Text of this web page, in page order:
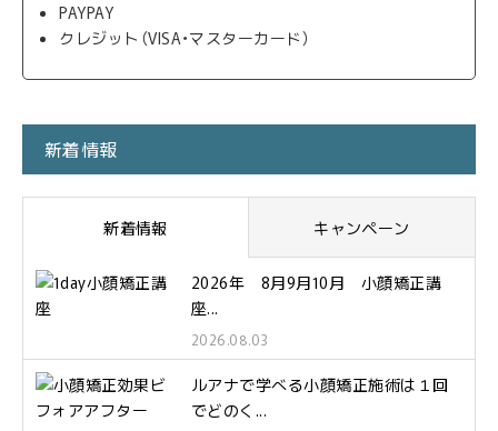
PAYPAY
クレジット（VISA・マスターカード）
新着情報
新着情報 キャンペーン
2026年 8月9月10月 小顔矯正講
座...
2026.08.03
ルアナで学べる小顔矯正施術は１回
でどのく...